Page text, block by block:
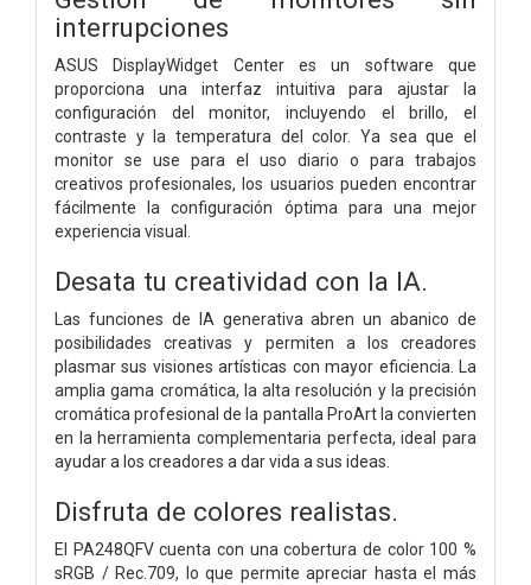
interrupciones
ASUS DisplayWidget Center es un software que
proporciona una interfaz intuitiva para ajustar la
configuración del monitor, incluyendo el brillo, el
contraste y la temperatura del color. Ya sea que el
monitor se use para el uso diario o para trabajos
creativos profesionales, los usuarios pueden encontrar
fácilmente la configuración óptima para una mejor
experiencia visual.
Desata tu creatividad con la IA.
Las funciones de IA generativa abren un abanico de
posibilidades creativas y permiten a los creadores
plasmar sus visiones artísticas con mayor eficiencia. La
amplia gama cromática, la alta resolución y la precisión
cromática profesional de la pantalla ProArt la convierten
en la herramienta complementaria perfecta, ideal para
ayudar a los creadores a dar vida a sus ideas.
Disfruta de colores realistas.
El PA248QFV cuenta con una cobertura de color 100 %
sRGB / Rec.709, lo que permite apreciar hasta el más